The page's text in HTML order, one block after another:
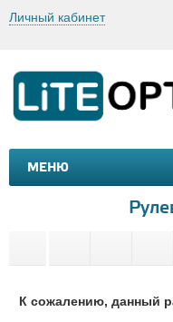
Личный кабинет
МЕНЮ
МАШИНКИ И
К сожалению, данный